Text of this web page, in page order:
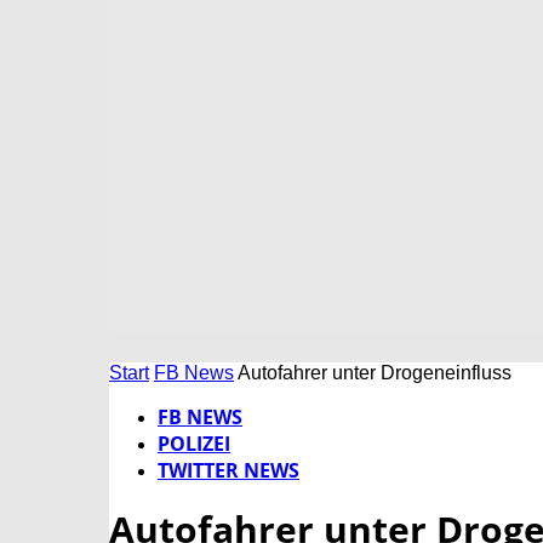
Start FB NewsAutofahrer unter Drogeneinfluss
FB NEWS
POLIZEI
TWITTER NEWS
Autofahrer unter